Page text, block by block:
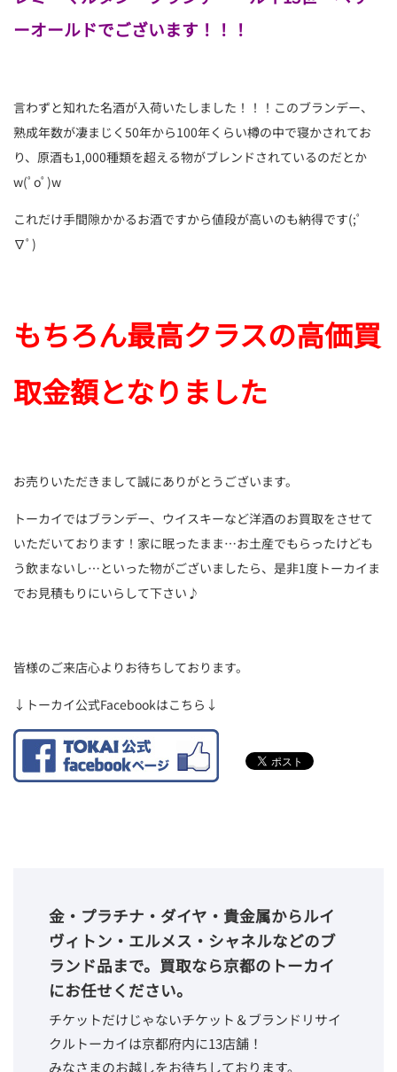
ーオールドでございます！！！
言わずと知れた名酒が入荷いたしました！！！このブランデー、
熟成年数が凄まじく50年から100年くらい樽の中で寝かされてお
り、原酒も1,000種類を超える物がブレンドされているのだとか
w(ﾟoﾟ)w
これだけ手間隙かかるお酒ですから値段が高いのも納得です(;ﾟ
∇ﾟ)
もちろん最高クラスの高価買
取金額となりました
お売りいただきまして誠にありがとうございます。
トーカイではブランデー、ウイスキーなど洋酒のお買取をさせて
いただいております！家に眠ったまま…お土産でもらったけども
う飲まないし…といった物がございましたら、是非1度トーカイま
でお見積もりにいらして下さい♪
皆様のご来店心よりお待ちしております。
↓トーカイ公式Facebookはこちら↓
金・プラチナ・ダイヤ・貴金属からルイ
ヴィトン・エルメス・シャネルなどのブ
ランド品まで。買取なら京都のトーカイ
にお任せください。
チケットだけじゃないチケット＆ブランドリサイ
クルトーカイは京都府内に13店舗！
みなさまのお越しをお待ちしております。